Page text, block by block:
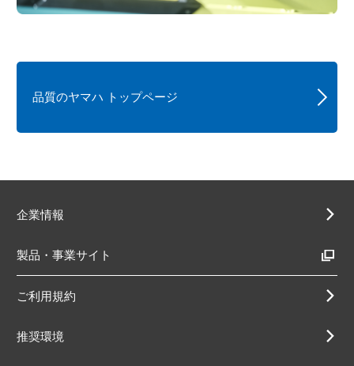
品質のヤマハ トップページ
企業情報
製品・事業サイト
ご利用規約
推奨環境